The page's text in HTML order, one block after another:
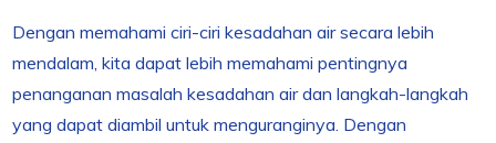
Dengan memahami ciri-ciri kesadahan air secara lebih
mendalam, kita dapat lebih memahami pentingnya
penanganan masalah kesadahan air dan langkah-langkah
yang dapat diambil untuk menguranginya. Dengan